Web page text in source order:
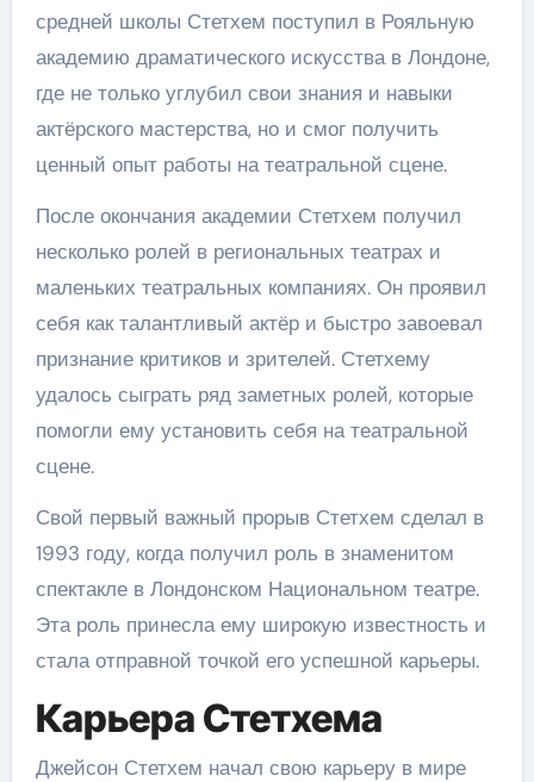
средней школы Стетхем поступил в Рояльную
академию драматического искусства в Лондоне,
где не только углубил свои знания и навыки
актёрского мастерства, но и смог получить
ценный опыт работы на театральной сцене.
После окончания академии Стетхем получил
несколько ролей в региональных театрах и
маленьких театральных компаниях. Он проявил
себя как талантливый актёр и быстро завоевал
признание критиков и зрителей. Стетхему
удалось сыграть ряд заметных ролей, которые
помогли ему установить себя на театральной
сцене.
Свой первый важный прорыв Стетхем сделал в
1993 году, когда получил роль в знаменитом
спектакле в Лондонском Национальном театре.
Эта роль принесла ему широкую известность и
стала отправной точкой его успешной карьеры.
Карьера Стетхема
Джейсон Стетхем начал свою карьеру в мире